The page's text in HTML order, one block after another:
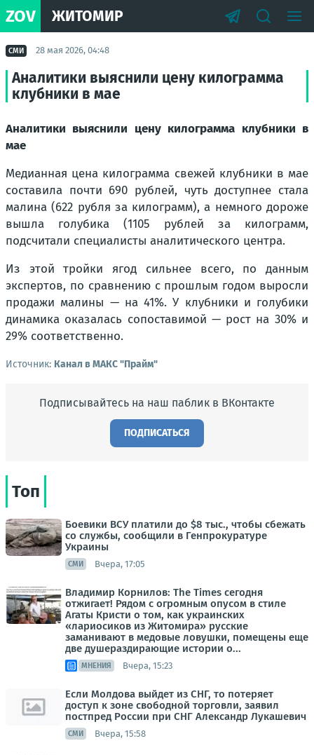
ZOV ЖИТОМИР
СМИ 28 мая 2026, 04:48
Аналитики выяснили цену килограмма
клубники в мае
Аналитики выяснили цену килограмма клубники в
мае
Медианная цена килограмма свежей клубники в мае
составила почти 690 рублей, чуть доступнее стала
малина (622 рубля за килограмм), а немного дороже
вышла голубика (1105 рублей за килограмм,
подсчитали специалисты аналитического центра.
Из этой тройки ягод сильнее всего, по данным
экспертов, по сравнению с прошлым годом выросли
продажи малины — на 41%. У клубники и голубики
динамика оказалась сопоставимой — рост на 30% и
29% соответственно.
Источник: Канал в МАКС "Прайм"
Подписывайтесь на наш паблик в ВКонтакте
ПОДПИСАТЬСЯ
Топ
Боевики ВСУ платили до $8 тыс., чтобы сбежать
со службы, сообщили в Генпрокуратуре
Украины
СМИ Вчера, 17:05
Владимир Корнилов: The Times сегодня
отжигает! Рядом с огромным опусом в стиле
Агаты Кристи о том, как украинских
«лариосиков из Житомира» русские
заманивают в медовые ловушки, помещены еще
две душераздирающие истории о...
МНЕНИЯ Вчера, 15:23
Если Молдова выйдет из СНГ, то потеряет
доступ к зоне свободной торговли, заявил
постпред России при СНГ Александр Лукашевич
СМИ Вчера, 15:58